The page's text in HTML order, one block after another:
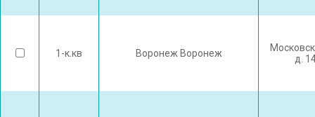
1-к.кв Воронеж Воронеж
д.